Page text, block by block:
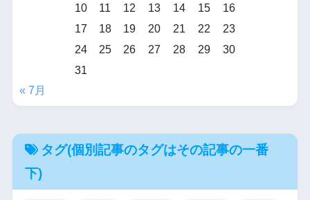
10
11 12 13 14 15
16
17
18 19 20 21 22
23
24
25 26 27 28 29
30
31
« 7月
タグ(個別記事のタグはその記事の一番
下)